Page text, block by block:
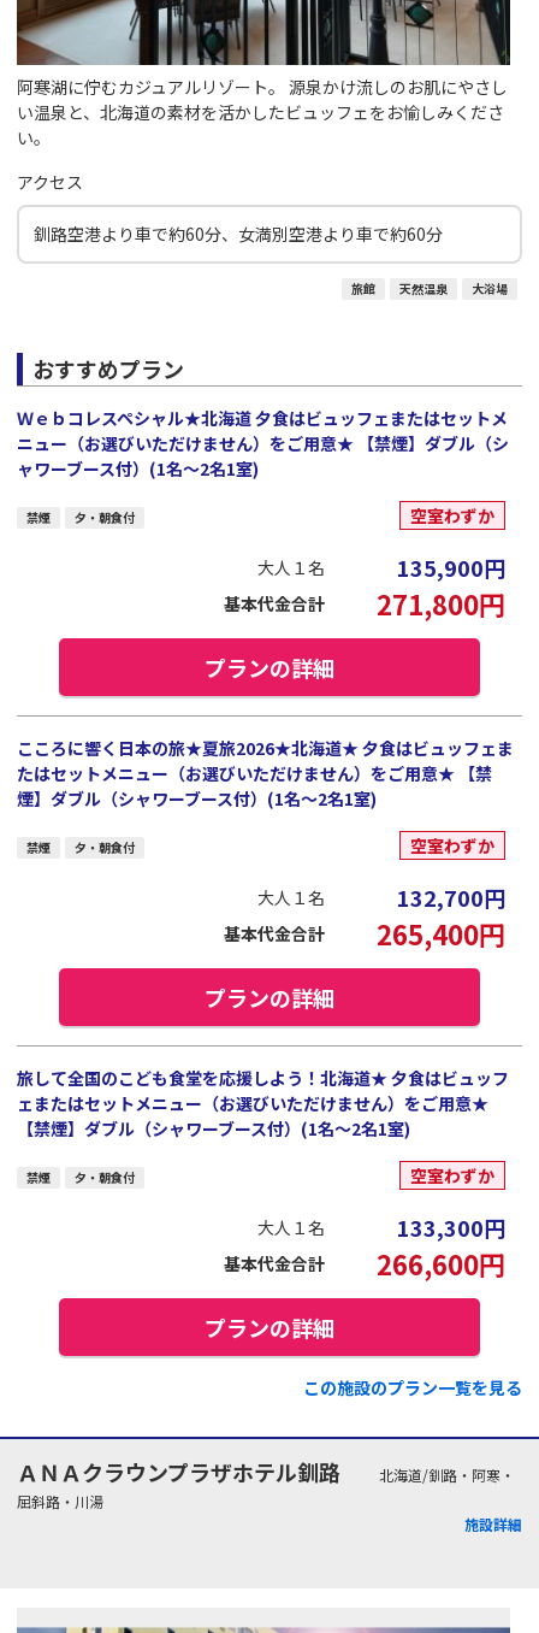
阿寒湖に佇むカジュアルリゾート。 源泉かけ流しのお肌にやさし
い温泉と、北海道の素材を活かしたビュッフェをお愉しみくださ
い。
アクセス
釧路空港より車で約60分、女満別空港より車で約60分
旅館 天然温泉 大浴場
おすすめプラン
Ｗｅｂコレスペシャル★北海道 夕食はビュッフェまたはセットメ
ニュー（お選びいただけません）をご用意★ 【禁煙】ダブル（シ
ャワーブース付）(1名～2名1室)
禁煙 夕・朝食付 空室わずか
大人１名 135,900円
基本代金合計 271,800円
プランの詳細
こころに響く日本の旅★夏旅2026★北海道★ 夕食はビュッフェま
たはセットメニュー（お選びいただけません）をご用意★ 【禁
煙】ダブル（シャワーブース付）(1名～2名1室)
禁煙 夕・朝食付 空室わずか
大人１名 132,700円
基本代金合計 265,400円
プランの詳細
旅して全国のこども食堂を応援しよう！北海道★ 夕食はビュッフ
ェまたはセットメニュー（お選びいただけません）をご用意★
【禁煙】ダブル（シャワーブース付）(1名～2名1室)
禁煙 夕・朝食付 空室わずか
大人１名 133,300円
基本代金合計 266,600円
プランの詳細
この施設のプラン一覧を見る
ＡＮＡクラウンプラザホテル釧路
北海道/釧路・阿寒・
屈斜路・川湯
施設詳細